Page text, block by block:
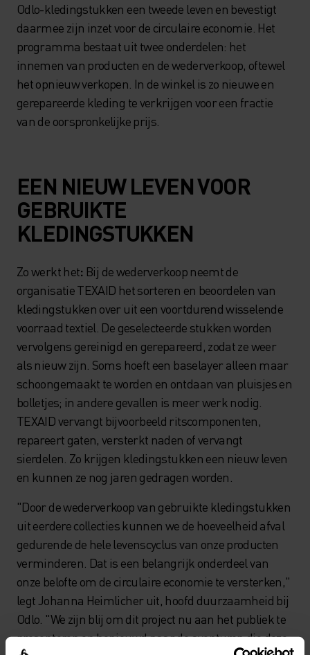
Odlo-kledingstukken een tweede leven en bevestigt
daarmee zijn inzet voor de circulaire economie. Het
programma bestaat uit twee onderdelen: het
innemen van producten en de wederverkoop, oftewel
het opnieuw verkopen. In de winkel is zo nieuwe en
gerepareerde kleding te verkrijgen voor een fractie
van de oorspronkelijke prijs.
EEN NIEUW LEVEN VOOR
GEBRUIKTE
KLEDINGSTUKKEN
Zo werkt het: Bij de wederverkoop neemt de
organisatie TEXAID het sorteren en beoordelen van
kledingstukken over uit een voortdurend wisselende
voorraad textiel. De geselecteerde stukken worden
vervolgens gereinigd en gerepareerd, zodat ze weer
als nieuw zijn. Soms hoeft een baselayer alleen maar
schoongemaakt te worden en ontdaan van pluisjes en
bolletjes; in andere gevallen is meer werk nodig.
TEXAID vervangt bijvoorbeeld ritscomponenten,
repareert gaten, versterkt naden of vervangt
sierdelen. Zo krijgen kledingstukken een nieuw leven
en kunnen ze nog jaren gedragen worden.
"Door de wederverkoop van gebruikte kledingstukken
uit eerdere collecties kunnen we de hoeveelheid afval
gedurende de hele levenscyclus van onze producten
verminderen. Dat is een belangrijk onderdeel van
onze belofte om de circulaire economie te versterken,"
legt Johanna Heimlicher uit, hoofd duurzaamheid bij
Odlo. "We zijn blij om dit project nu aan het publiek te
presenteren en benieuwd naar de avonturen die deze